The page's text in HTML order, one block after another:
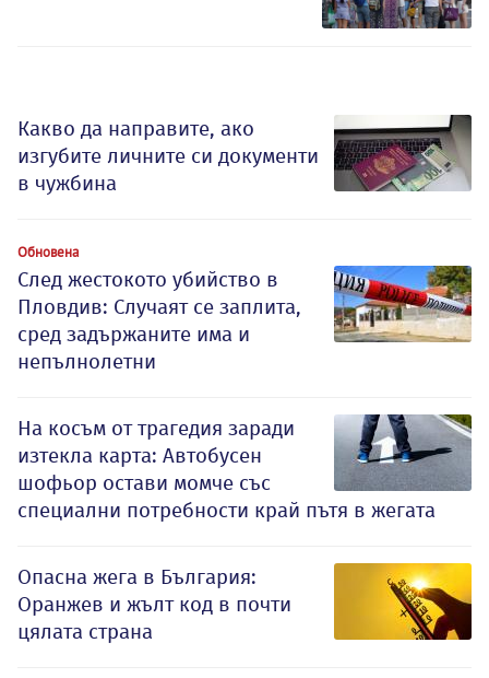
Какво да направите, ако
изгубите личните си документи
в чужбина
Обновена
След жестокото убийство в
Пловдив: Случаят се заплита,
сред задържаните има и
непълнолетни
На косъм от трагедия заради
изтекла карта: Автобусен
шофьор остави момче със
специални потребности край пътя в жегата
Опасна жега в България:
Оранжев и жълт код в почти
цялата страна